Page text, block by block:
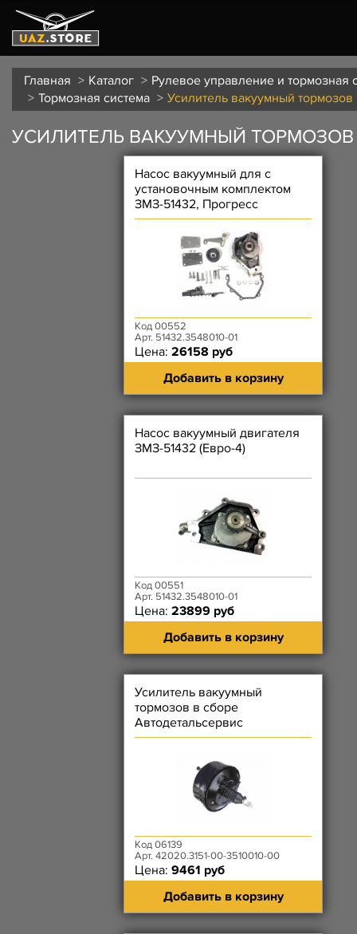
Главная Каталог
Рулевое управление и тормозная
Тормозная система
Усилитель вакуумный тормозов
УСИЛИТЕЛЬ ВАКУУМНЫЙ ТОРМОЗОВ
Насос вакуумный для с
установочным комплектом
ЗМЗ-51432, Прогресс
Код 00552
Арт. 51432.3548010-01
Цена: 26158 руб
Добавить в корзину
Насос вакуумный двигателя
ЗМЗ-51432 (Евро-4)
Код 00551
Арт. 51432.3548010-01
Цена: 23899 руб
Добавить в корзину
Усилитель вакуумный
тормозов в сборе
Автодетальсервис
Код 06139
Арт. 42020.3151-00-3510010-00
Цена: 9461 руб
Добавить в корзину